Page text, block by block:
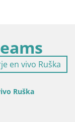
Ruška